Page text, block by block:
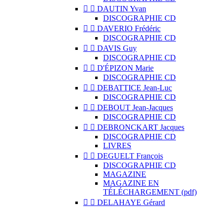
  DAUTIN Yvan
DISCOGRAPHIE CD
  DAVERIO Frédéric
DISCOGRAPHIE CD
  DAVIS Guy
DISCOGRAPHIE CD
  D'ÉPIZON Marie
DISCOGRAPHIE CD
  DEBATTICE Jean-Luc
DISCOGRAPHIE CD
  DEBOUT Jean-Jacques
DISCOGRAPHIE CD
  DEBRONCKART Jacques
DISCOGRAPHIE CD
LIVRES
  DEGUELT François
DISCOGRAPHIE CD
MAGAZINE
MAGAZINE EN
TÉLÉCHARGEMENT (pdf)
  DELAHAYE Gérard